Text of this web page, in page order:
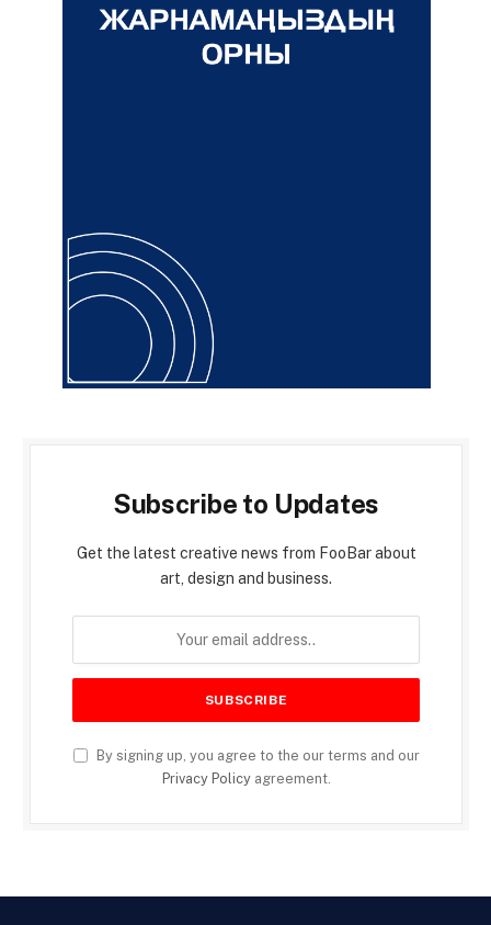
Subscribe to Updates
Get the latest creative news from FooBar about
art, design and business.
By signing up, you agree to the our terms and our
Privacy Policyagreement.